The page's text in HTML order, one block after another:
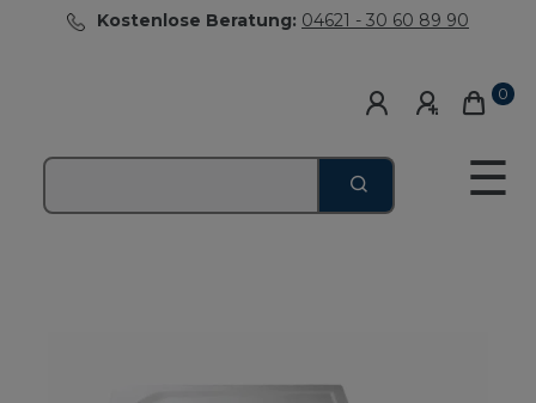
Kostenlose Beratung: 04621 - 30 60 89 90
0
☰